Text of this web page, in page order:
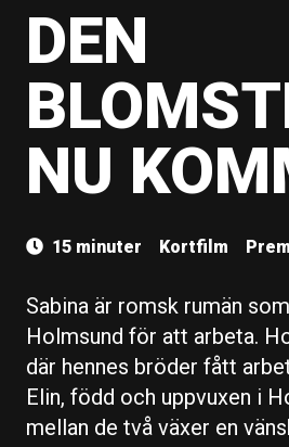
DEN
NU
15 minuter Kortfilm
Sabina är romsk rumän
Holmsund för att arbeta.
där hennes bröder fått
Elin, född och uppvuxen i
mellan de två växer en